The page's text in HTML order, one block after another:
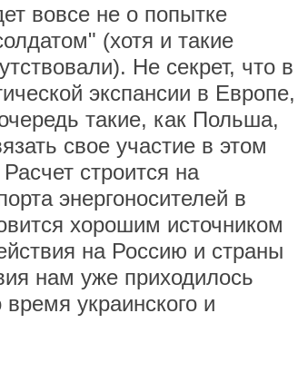
вовсе не о попытке
(хотя и такие
Не секрет, что в
экспансии в Европе,
такие, как Польша,
свое участие в этом
строится на
энергоносителей в
хорошим источником
на Россию и страны
нам уже приходилось
украинского и